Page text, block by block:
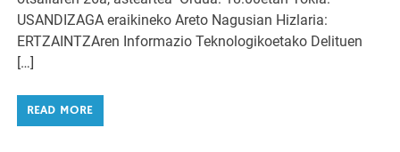
USANDIZAGA eraikineko Areto Nagusian Hizlaria:
ERTZAINTZAren Informazio Teknologikoetako Delituen
[…]
READ MORE